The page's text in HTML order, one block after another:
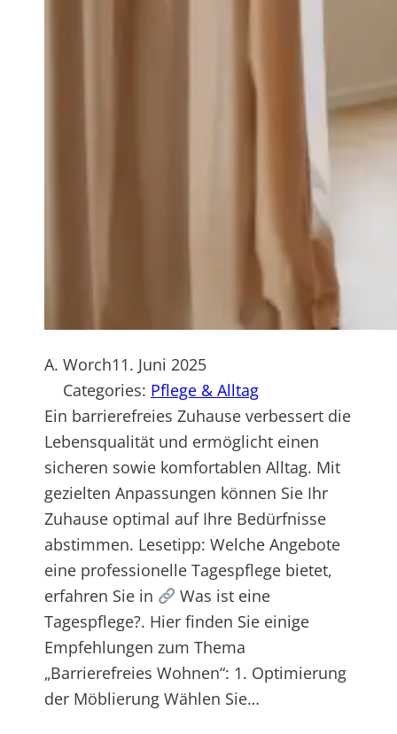
A. Worch11. Juni 2025
Categories: Pflege & Alltag
Ein barrierefreies Zuhause verbessert die
Lebensqualität und ermöglicht einen
sicheren sowie komfortablen Alltag. Mit
gezielten Anpassungen können Sie Ihr
Zuhause optimal auf Ihre Bedürfnisse
abstimmen. Lesetipp: Welche Angebote
eine professionelle Tagespflege bietet,
erfahren Sie in
Was ist eine
Tagespflege?. Hier finden Sie einige
Empfehlungen zum Thema
„Barrierefreies Wohnen“: 1. Optimierung
der Möblierung Wählen Sie…